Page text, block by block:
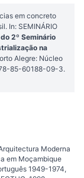
em concreto
In: SEMINÁRIO
2º Seminário
na
Alegre: Núcleo
85-60188-09-3.
Moderna
em Moçambique
1949-1974,